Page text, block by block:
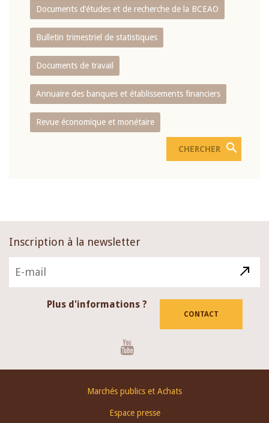
Documents d’études et de recherche de la BCEAO
Bulletin trimestriel de statistiques
Documents de travail
Annuaire des banques et établissements financiers
Revue économique et monétaire
Inscription à la newsletter
Plus d'informations ?
CONTACT
Marchés publics et Achats
Espace presse